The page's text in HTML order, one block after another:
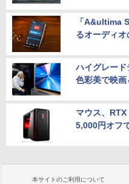
「A&ultima
るオーディオ
ハイグレー
色彩美で映
マウス、
5,000円オフ
本サイトのご利用について